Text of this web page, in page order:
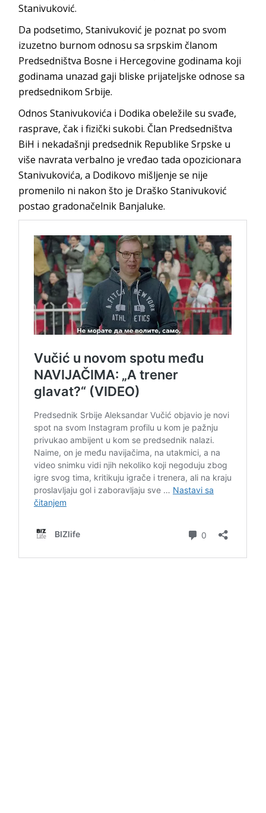
Stanivuković.
Da podsetimo, Stanivuković je poznat po svom
izuzetno burnom odnosu sa srpskim članom
Predsedništva Bosne i Hercegovine godinama koji
godinama unazad gaji bliske prijateljske odnose sa
predsednikom Srbije.
Odnos Stanivukovića i Dodika obeležile su svađe,
rasprave, čak i fizički sukobi. Član Predsedništva
BiH i nekadašnji predsednik Republike Srpske u
više navrata verbalno je vređao tada opozicionara
Stanivukovića, a Dodikovo mišljenje se nije
promenilo ni nakon što je Draško Stanivuković
postao gradonačelnik Banjaluke.